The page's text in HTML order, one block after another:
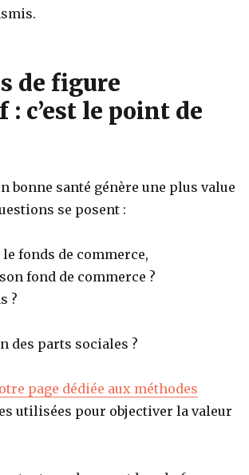
de figure
: c’est le point de
bonne santé génère une plus value
se posent :
fonds de commerce,
fond de commerce ?
?
des parts sociales ?
page dédiée aux méthodes
utilisées pour objectiver la valeur